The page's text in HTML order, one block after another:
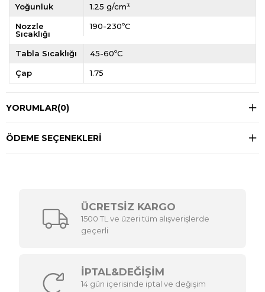
Yoğunluk 1.25 g/cm³
Nozzle
Sıcaklığı
190-230ºC
Tabla Sıcaklığı 45-60ºC
Çap 1.75
YORUMLAR(0)
ÖDEME SEÇENEKLERI
ÜCRETSİZ KARGO
1500 TL ve üzeri tüm alışverişlerde
geçerli
İPTAL&DEĞİŞİM
14 gün içerisinde iptal ve değişim